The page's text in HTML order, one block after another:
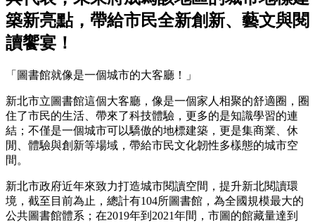
築新亮點，帶給市民全新創新、藝文與閱
讀饗宴！
「圖書館就像是一個城市的大客廳！」
新北市立圖書館這個大客廳，像是一個家人相聚的舒適圈，圈
住了市民的生活、帶來了科技體驗，更多的是知識學習的連
結；不僅是一個城市可以驕傲的地標建築，更是集商業、休
閒、體驗與創新等場域，帶給市民文化韌性多樣態的城市空
間。
新北市政府近年來致力打造城市閱讀空間，提升新北閱讀環
境，截至目前為止，總計有104所圖書館，為全國規模最大的
公共圖書館體系；在2019年到2021年間，市圖的館藏量達到